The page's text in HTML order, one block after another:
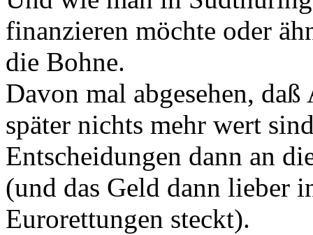
finanzieren möchte oder
die Bohne.
Davon mal abgesehen,
später nichts mehr wert
Entscheidungen dann an
(und das Geld dann lieber
Eurorettungen steckt).